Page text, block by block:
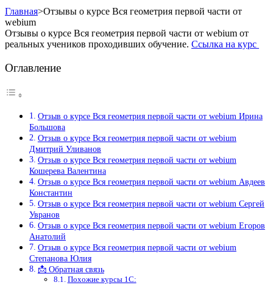
Главная>Отзывы о курсе Вся геометрия первой части от
webium
Отзывы о курсе Вся геометрия первой части от webium от
реальных учеников проходивших обучение. Ссылка на курс
Оглавление
Отзыв о курсе Вся геометрия первой части от webium Ирина
Большова
Отзыв о курсе Вся геометрия первой части от webium
Дмитрий Уливанов
Отзыв о курсе Вся геометрия первой части от webium
Кошерева Валентина
Отзыв о курсе Вся геометрия первой части от webium Авдеев
Константин
Отзыв о курсе Вся геометрия первой части от webium Сергей
Увранов
Отзыв о курсе Вся геометрия первой части от webium Егоров
Анатолий
Отзыв о курсе Вся геометрия первой части от webium
Степанова Юлия
📩 Обратная связь
Похожие курсы 1С: